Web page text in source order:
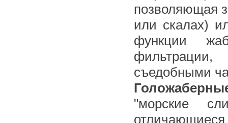
позволяющая
или скалах)
функции
съедобными
"морские